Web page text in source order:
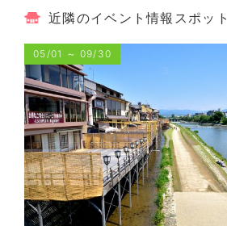
近隣のイベント情報スポット
05/01 ～ 09/30